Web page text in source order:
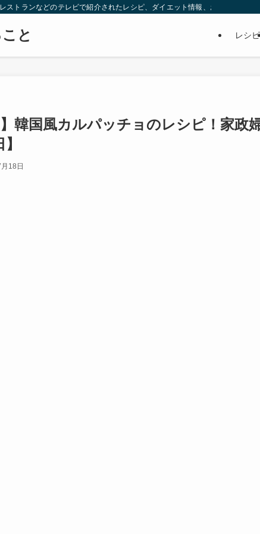
ストランなどのテレビで紹介されたレシピ、ダイエット情報、お取り寄せなど
と レシピ
韓国風カルパッチョのレシピ！家政
18日